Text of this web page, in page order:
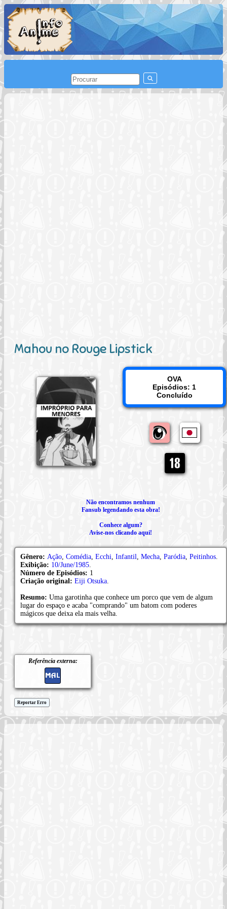
Mahou no Rouge Lipstick
OVA
Episódios: 1
Concluído
Não encontramos nenhum
Fansub legendando esta obra!
Conhece algum?
Avise-nos clicando aqui!
Gênero: Ação Comédia Ecchi Infantil Mecha Paródia Peitinhos
Exibição: 10/June/1985
Número de Episódios: 1
Criação original: Eiji Otsuka
Resumo: Uma garotinha que conhece um porco que vem de algum
lugar do espaço e acaba "comprando" um batom com poderes
mágicos que deixa ela mais velha.
Referência externa:
Reportar Erro